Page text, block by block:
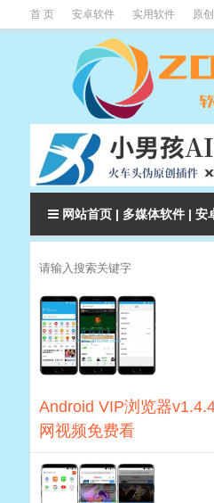
首 页 安卓软件 实用软件 原
下载类
网站首页 | 多媒体软件 | 安
Android VIP浏览器
网视频免费看